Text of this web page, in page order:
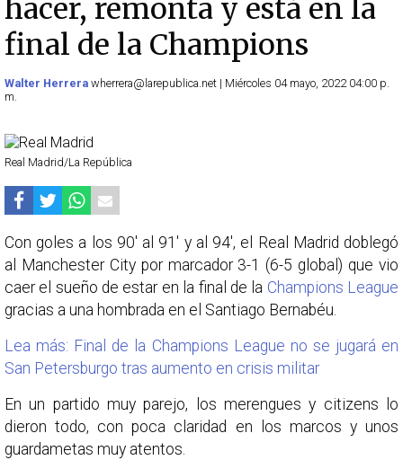
hacer, remonta y está en la
final de la Champions
Walter Herrera wherrera@larepublica.net | Miércoles 04 mayo, 2022 04:00 p.
m.
Real Madrid/La República
Con goles a los 90' al 91' y al 94', el Real Madrid doblegó
al Manchester City por marcador 3-1 (6-5 global) que vio
caer el sueño de estar en la final de la Champions League
gracias a una hombrada en el Santiago Bernabéu.
Lea más: Final de la Champions League no se jugará en
San Petersburgo tras aumento en crisis militar
En un partido muy parejo, los merengues y citizens lo
dieron todo, con poca claridad en los marcos y unos
guardametas muy atentos.